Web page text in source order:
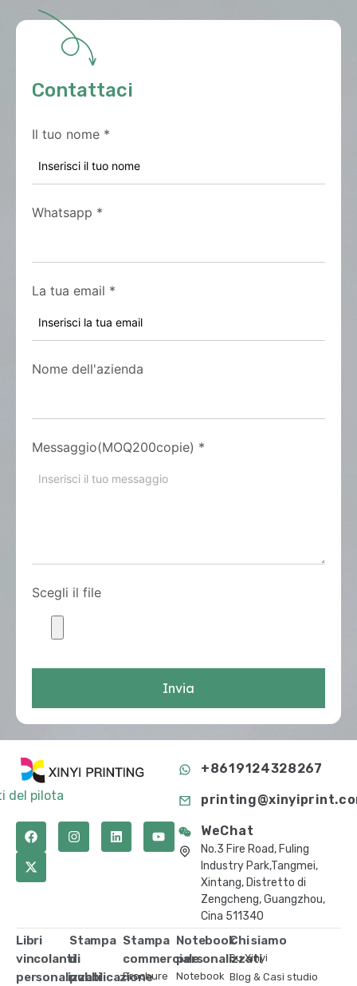
Contattaci
Il tuo nome *
Whatsapp *
La tua email *
Nome dell'azienda
Messaggio(MOQ200copie) *
Scegli il file
Invia
del pilota
+8619124328267
WeChat
No.3 Fire Road, Fuling
Industry Park,Tangmei,
Xintang, Distretto di
Zengcheng, Guangzhou,
Cina 511340
Libri
vincolanti
personalizzati
Stampa
di
pubblicazione
Stampa
commerciale
Brochure
Notebook
personalizzati
Notebook
Chi siamo
Su Xinyi
Blog & Casi studio